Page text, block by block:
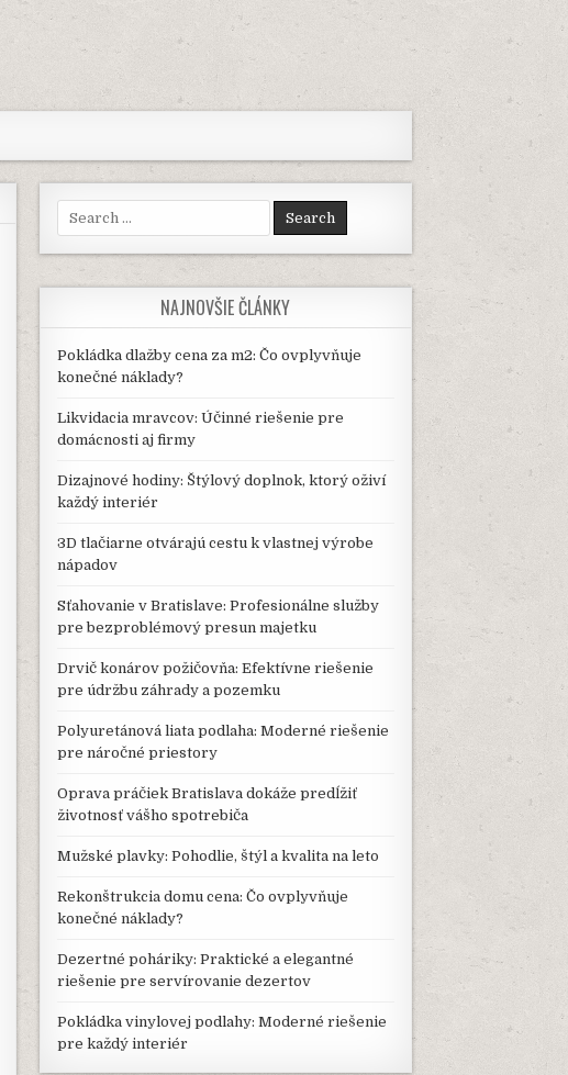
Search
for:
NAJNOVŠIE ČLÁNKY
Pokládka dlažby cena za m2: Čo ovplyvňuje
konečné náklady?
Likvidacia mravcov: Účinné riešenie pre
domácnosti aj firmy
Dizajnové hodiny: Štýlový doplnok, ktorý oživí
každý interiér
3D tlačiarne otvárajú cestu k vlastnej výrobe
nápadov
Sťahovanie v Bratislave: Profesionálne služby
pre bezproblémový presun majetku
Drvič konárov požičovňa: Efektívne riešenie
pre údržbu záhrady a pozemku
Polyuretánová liata podlaha: Moderné riešenie
pre náročné priestory
Oprava práčiek Bratislava dokáže predĺžiť
životnosť vášho spotrebiča
Mužské plavky: Pohodlie, štýl a kvalita na leto
Rekonštrukcia domu cena: Čo ovplyvňuje
konečné náklady?
Dezertné poháriky: Praktické a elegantné
riešenie pre servírovanie dezertov
Pokládka vinylovej podlahy: Moderné riešenie
pre každý interiér